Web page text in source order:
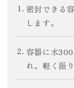
密封できる
します。
容器に水
れ、軽く振り